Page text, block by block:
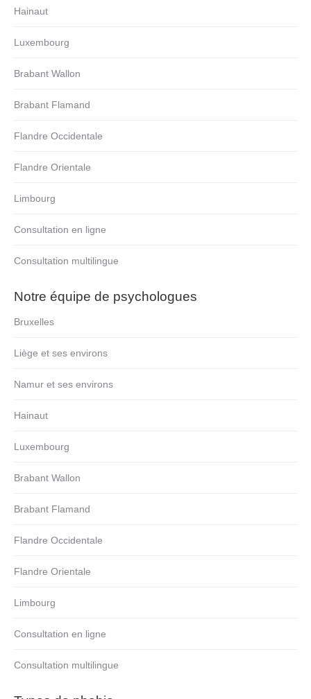
Hainaut
Luxembourg
Brabant Wallon
Brabant Flamand
Flandre Occidentale
Flandre Orientale
Limbourg
Consultation en ligne
Consultation multilingue
Notre équipe de psychologues
Bruxelles
Liège et ses environs
Namur et ses environs
Hainaut
Luxembourg
Brabant Wallon
Brabant Flamand
Flandre Occidentale
Flandre Orientale
Limbourg
Consultation en ligne
Consultation multilingue